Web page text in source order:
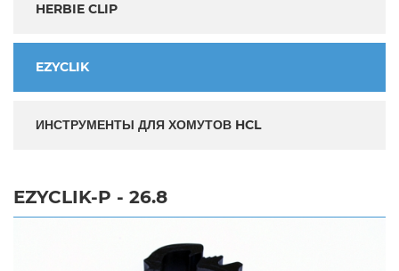
HERBIE CLIP
EZYCLIK
ИНСТРУМЕНТЫ ДЛЯ ХОМУТОВ HCL
EZYCLIK-P - 26.8